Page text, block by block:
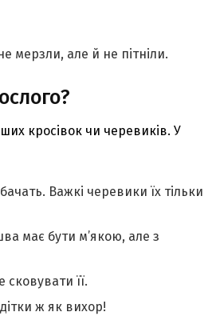
мерзли, але й не пітніли.
кросівок чи черевиків. У
Важкі черевики їх тільки
має бути м’якою, але з
її.
ж як вихор!